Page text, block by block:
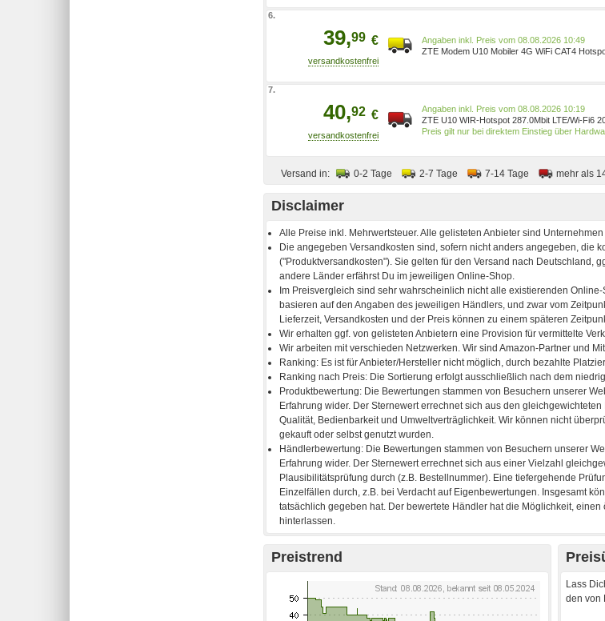
6.
39,99 €
Preis vom 08.08.2026 10:49
ZTE Modem U10 Mobiler 4G WiFi CAT4
7.
40,92 €
Preis vom 08.08.2026 10:19
ZTE U10 WIR-Hotspot 287.0Mbit LTE/Wi-Fi6
Weiss retail (U10)
Preis gilt nur bei direktem Einstieg über
Versand in: 0-2 Tage 2-7 Tage 7-14 Tage mehr als
Disclaimer
Preistrend
Lass
den von